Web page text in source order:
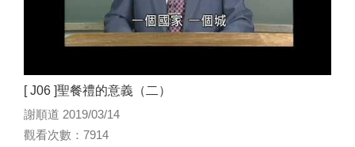
[ J06 ]聖餐禮的意義（二）
謝順道 2019/03/14
觀看次數：7914